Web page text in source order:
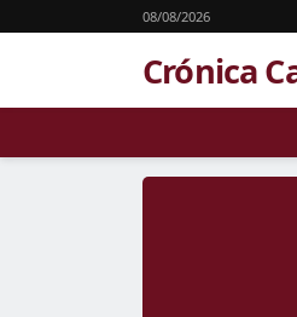
08/08/2026
Crónica